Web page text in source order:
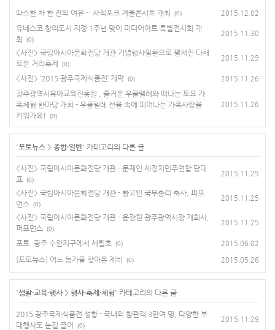
따스한 차 한 잔의 여유… 사직포크 겨울콘서트 개최 (0) 2015.12.02
유네스코 창의도시 지정 1주년 맞이 미디어아트 특별전시회 개
최
(0)
2015.11.30
<사진> 국립아시아문화전당 개관 기념행사일환으로 펼쳐진 다채
로운 거리축제
(0)
2015.11.29
<사진> ‘2015 광주국제식품전’ 개막 (0) 2015.11.26
광주광역시유아교육진흥원 , 즐거운 우쿨렐레와 떠나는 토요 가
족체험 한마당 개최 - 우쿨렐레 선율 속에 피어나는 가족사랑을
키워가요!
(0)
2015.11.26
'포토뉴스 > 종합·일반' 카테고리의 다른 글
<사진> 국립아시아문화전당 개관 - 문재인 새정치민주연합 당대
표 (0)
2015.11.25
<사진> 국립아시아문화전당 개관 - 황교인 국무총리 축사, 퍼포
먼스 (0)
2015.11.25
<사진> 국립아시아문화전당 개관 - 윤장현 광주광역시장 개회사,
퍼포먼스 (0)
2015.11.25
포토. 광주 수완지구에서 세월호 (0) 2015.06.02
[포토뉴스] 어느 농가를 찾아온 제비 (0) 2015.05.26
'생활·교육·행사> 행사·축제·체험 ' 카테고리의 다른 글
2015 광주국제식품전 성황 - 국내외 참관객 3만여 명, 다양한 부
대행사도 눈길 끌어
(0)
2015.11.29